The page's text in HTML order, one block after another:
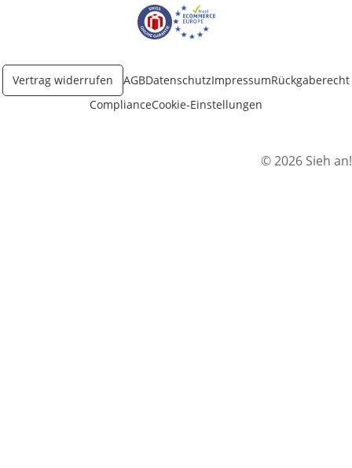
Öffnet in neuem Fenster
Öffnet in neuem Fenster
Vertrag widerrufen AGBDatenschutzImpressumRückgaberecht
ComplianceCookie-Einstellungen
© 2026 Sieh an!